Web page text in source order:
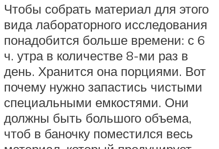
Чтобы собрать материал для этого
вида лабораторного исследования
понадобится больше времени: с 6
ч. утра в количестве 8-ми раз в
день. Хранится она порциями. Вот
почему нужно запастись чистыми
специальными емкостями. Они
должны быть большого объема,
чтоб в баночку поместился весь